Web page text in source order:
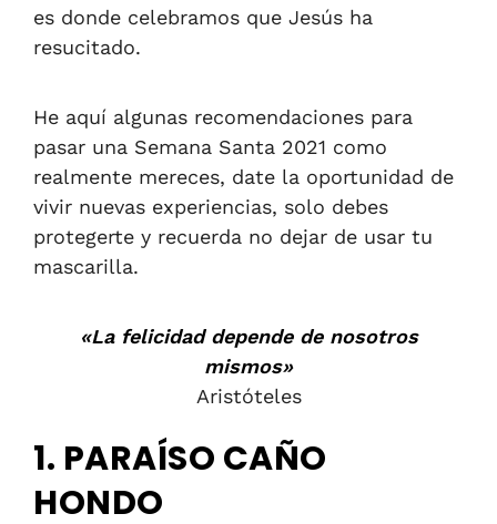
es donde celebramos que Jesús ha
resucitado.
He aquí algunas recomendaciones para
pasar una Semana Santa 2021 como
realmente mereces, date la oportunidad de
vivir nuevas experiencias, solo debes
protegerte y recuerda no dejar de usar tu
mascarilla.
«La felicidad depende de nosotros
mismos»
Aristóteles
1. PARAÍSO CAÑO
HONDO